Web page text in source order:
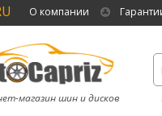
О компании
магазин шин и дисков